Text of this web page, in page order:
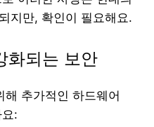
지만, 확인이 필요해요.
화되는 보안
해 추가적인 하드웨어
: